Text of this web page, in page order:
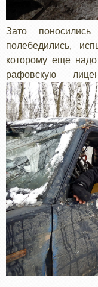
Зато
полебедились,
которому еще
рафовскую